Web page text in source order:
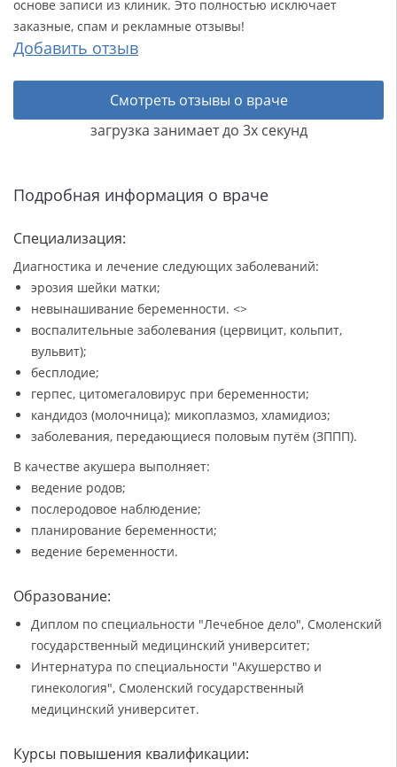
основе записи из клиник. Это полностью исключает
заказные, спам и рекламные отзывы!
Добавить отзыв
Смотреть отзывы о враче
загрузка занимает до 3х секунд
Подробная информация о враче
Специализация:
Диагностика и лечение следующих заболеваний:
эрозия шейки матки;
невынашивание беременности. <>
воспалительные заболевания (цервицит, кольпит,
вульвит);
бесплодие;
герпес, цитомегаловирус при беременности;
кандидоз (молочница); микоплазмоз, хламидиоз;
заболевания, передающиеся половым путём (ЗППП).
В качестве акушера выполняет:
ведение родов;
послеродовое наблюдение;
планирование беременности;
ведение беременности.
Образование:
Диплом по специальности "Лечебное дело", Смоленский
государственный медицинский университет;
Интернатура по специальности "Акушерство и
гинекология", Смоленский государственный
медицинский университет.
Курсы повышения квалификации: